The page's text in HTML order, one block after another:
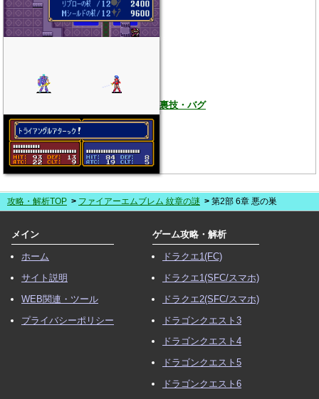
裏技・バグ
攻略・解析TOP ファイアーエムブレム 紋章の謎 第2部 6章 悪の巣
メイン
ホーム
サイト説明
WEB関連・ツール
プライバシーポリシー
ゲーム攻略・解析
ドラクエ1(FC)
ドラクエ1(SFC/スマホ)
ドラクエ2(SFC/スマホ)
ドラゴンクエスト3
ドラゴンクエスト4
ドラゴンクエスト5
ドラゴンクエスト6